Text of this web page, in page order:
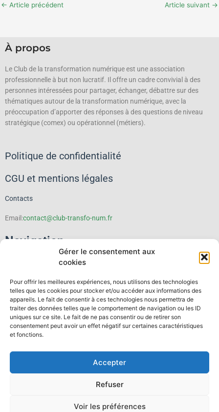
Gérer le consentement aux
cookies
Pour offrir les meilleures expériences, nous utilisons des technologies
telles que les cookies pour stocker et/ou accéder aux informations des
appareils. Le fait de consentir à ces technologies nous permettra de
traiter des données telles que le comportement de navigation ou les ID
uniques sur ce site. Le fait de ne pas consentir ou de retirer son
consentement peut avoir un effet négatif sur certaines caractéristiques
et fonctions.
Accepter
Refuser
Voir les préférences
← Article précédent Article suivant →
À propos
Le Club de la transformation numérique est une association
professionnelle à but non lucratif. Il offre un cadre convivial à des
personnes intéressées pour partager, échanger, débattre sur des
thématiques autour de la transformation numérique, avec la
préoccupation d’apporter des réponses à des questions de niveau
stratégique (comex) ou opérationnel (métiers).
Politique de confidentialité
CGU et mentions légales
Contacts
Email:contact@club-transfo-num.fr
Navigation
Événements
Thematiques
Publications
Espace membre
Contact